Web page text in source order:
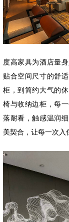
度高家具为酒店量
贴合空间尺寸的舒
柜，到简约大气的
椅与收纳边柜，每
落耐看，触感温润
美契合，让每一次入